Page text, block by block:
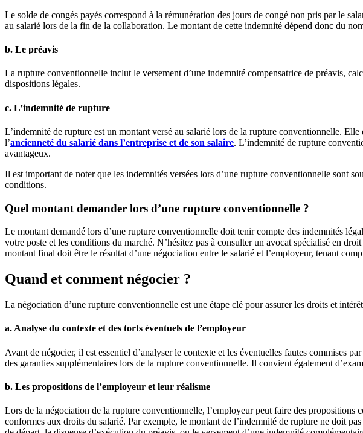
Le solde de congés payés correspond à la rémunération des jours de congé non pris par le
au salarié lors de la fin de la collaboration. Le montant de cette indemnité dépend donc du
b. Le préavis
La rupture conventionnelle inclut le versement d’une indemnité compensatrice de préavis,
dispositions légales.
c. L’indemnité de rupture
L’indemnité de rupture est un montant versé au salarié lors de la rupture conventionnelle.
l’ancienneté du salarié dans l’entreprise et de son salaire. L’indemnité de rupture
avantageux.
Il est important de noter que les indemnités versées lors d’une rupture conventionnelle sont
conditions.
Quel montant demander lors d’une rupture conventionnelle ?
Le montant demandé lors d’une rupture conventionnelle doit tenir compte des indemnités
votre poste et les conditions du marché. N’hésitez pas à consulter un avocat spécialisé en
montant final doit être le résultat d’une négociation entre le salarié et l’employeur, tenant
Quand et comment négocier ?
La négociation d’une rupture conventionnelle est une étape clé pour assurer les droits et
a. Analyse du contexte et des torts éventuels de l’employeur
Avant de négocier, il est essentiel d’analyser le contexte et les éventuelles fautes commises
des garanties supplémentaires lors de la rupture conventionnelle. Il convient également
b. Les propositions de l’employeur et leur réalisme
Lors de la négociation de la rupture conventionnelle, l’employeur peut faire des propositions
conformes aux droits du salarié. Par exemple, le montant de l’indemnité de rupture ne doit